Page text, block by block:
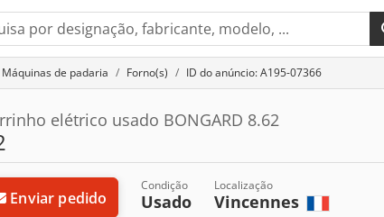
Máquinas de padaria Forno(s) ID do anúncio: A195-07366
elétrico usado BONGARD 8.62
Enviar pedido
Condição
Usado
Localização
Vincennes